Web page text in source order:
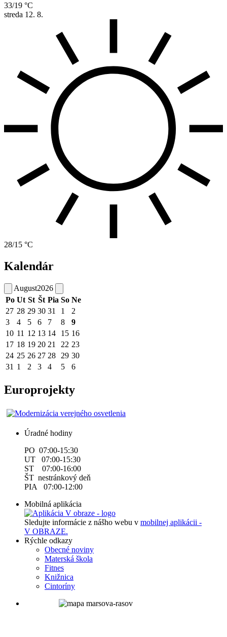
33/19 °C
streda 12. 8.
28/15 °C
Kalendár
August2026
Po Ut St Št Pia So Ne
27 28 29 30 31 1
2
3
4 5 6 7 8
9
10 11 12 13 14 15 16
17 18 19 20 21 22 23
24 25 26 27 28 29 30
31 1 2 3 4 5 6
Europrojekty
Úradné hodiny
PO 07:00-15:30
UT 07:00-15:30
ST 07:00-16:00
ŠT nestránkový deň
PIA 07:00-12:00
Mobilná aplikácia
Sledujte informácie z nášho webu v mobilnej aplikácii -
V OBRAZE.
Rýchle odkazy
Obecné noviny
Materská škola
Fitnes
Knižnica
Cintoríny